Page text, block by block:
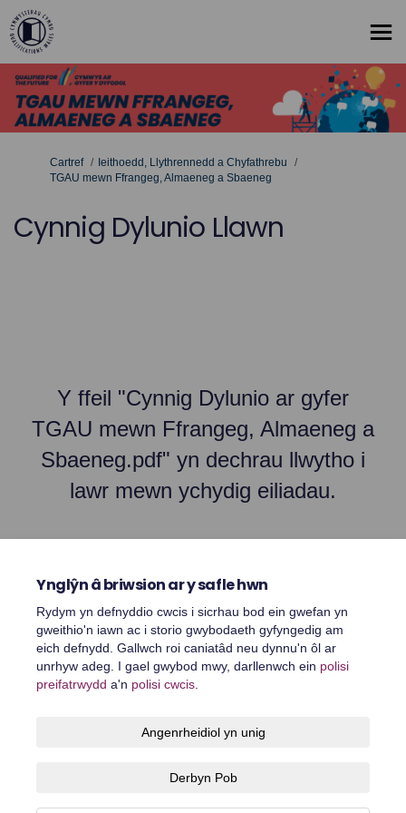
Ynglŷn â briwsion ar y safle hwn
Rydym yn defnyddio cwcis i sicrhau bod ein gwefan yn
gweithio'n iawn ac i storio gwybodaeth gyfyngedig am
eich defnydd. Gallwch roi caniatâd neu dynnu'n ôl ar
unrhyw adeg. I gael gwybod mwy, darllenwch ein polisi
preifatrwydd a'n polisi cwcis
Angenrheidiol yn unig
Derbyn Pob
Rydych yma:
Cartref
Ieithoedd, Llythrennedd a Chyfathrebu
TGAU mewn Ffrangeg, Almaeneg a Sbaeneg
Cynnig Dylunio Llawn
Y ffeil "Cynnig Dylunio ar gyfer
TGAU mewn Ffrangeg, Almaeneg a
Sbaeneg.pdf" yn dechrau llwytho i
lawr mewn ychydig eiliadau.